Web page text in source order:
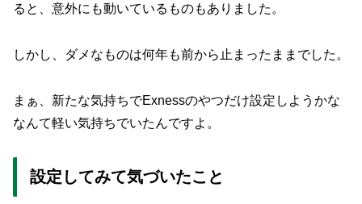
ると、意外にも動いているものもありました。
しかし、ダメなものは何年も前から止まったままでした。
まぁ、新たな気持ちでExnessのやつだけ設定しようかな
なんて軽い気持ちでいたんですよ。
設定してみて気づいたこと